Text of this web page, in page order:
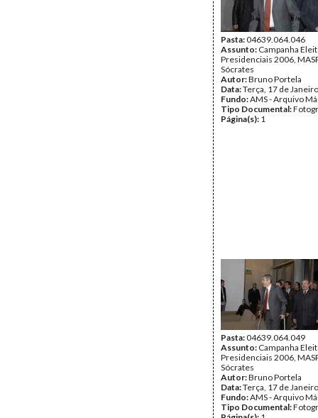
Pasta:04639.064.046
Assunto: Campanha
Presidenciais 2006,
Sócrates
Autor:Bruno Portela
Data:Terça, 17 de
Fundo:AMS - Arquivo
Tipo Documental:
Página(s): 1
Pasta:04639.064.049
Assunto: Campanha
Presidenciais 2006,
Sócrates
Autor:Bruno Portela
Data:Terça, 17 de
Fundo:AMS - Arquivo
Tipo Documental: